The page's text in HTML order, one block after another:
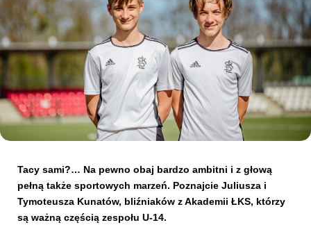
Akademia
Biznes
Dla mediów
Kibice
Tacy sami?… Na pewno obaj bardzo ambitni i z głową
pełną także sportowych marzeń. Poznajcie Juliusza i
Tymoteusza Kunatów, bliźniaków z Akademii ŁKS, którzy
są ważną częścią zespołu U-14.